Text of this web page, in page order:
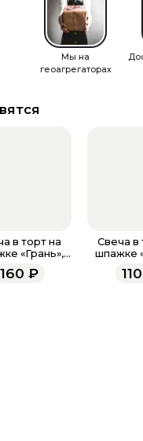
Мы на
геоагрегаторах
в торт на
«‎Грань»,
13 см
160 ₽
Свеча в
шпажке
110